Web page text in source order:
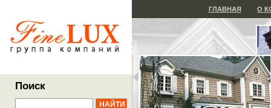
Поиск
ГЛАВНАЯ О